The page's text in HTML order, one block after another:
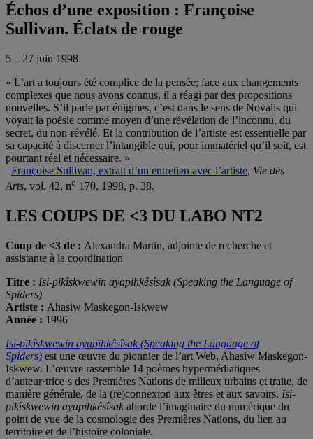
Échos d’une exposition : Françoise
Sullivan. Éclats de rouge
5 – 27 juin 1998
« L’art a toujours été complice de la pensée; face aux changements
complexes que nous avons connus, il a réagi par des propositions
nouvelles. S’il parle par énigmes, c’est dans le sens de Novalis qui
voyait la poésie comme moyen d’une révélation de l’inconnu, du
secret, du non-révélé. Et la contribution de l’artiste est essentielle par
sa capacité à discerner l’intangible qui, pour immatériel qu’il soit, est
pourtant réel et nécessaire. »
–Françoise Sullivan, extrait d’un entretien avec l’artiste, Vie des
Arts, vol. 42, no 170, 1998, p. 38.
LES COUPS DE <3 DU LABO NT2
Coup de <3 de : Alexandra Martin, adjointe de recherche et
assistante à la coordination
Titre : Isi-pikîskwewin ayapihkêsîsak (Speaking the Language of
Spiders)
Artiste : Ahasiw Maskegon-Iskwew
Année : 1996
Isi-pikîskwewin ayapihkêsîsak (Speaking the Language of
Spiders) est une œuvre du pionnier de l’art Web, Ahasiw Maskegon-
Iskwew. L’œuvre rassemble 14 poèmes hypermédiatiques
d’auteur·trice·s des Premières Nations de milieux urbains et traite, de
manière générale, de la (re)connexion aux êtres et aux savoirs. Isi-
pikîskwewin ayapihkêsîsak aborde l’imaginaire du numérique du
point de vue de la cosmologie des Premières Nations, du lien au
territoire et de l’histoire coloniale.